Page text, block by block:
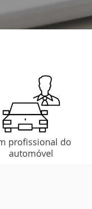
profissional do
automóvel